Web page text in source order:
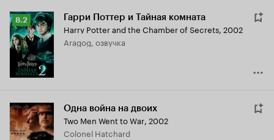
Рейтинг
Кинопоиска
8.2
8.2 Гарри Поттер и Тайная комната
Harry Potter and the Chamber of Secrets, 2002
Aragog, озвучка
Одна война на двоих
Two Men Went to War, 2002
Colonel Hatchard